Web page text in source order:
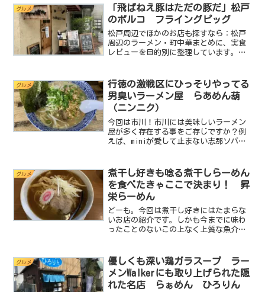
れは食文化に於いても然りで、千葉県各
地では様々な郷土料理があ...
グルメ
「飛ばねえ豚はただの豚だ」松戸
のポルコ フライングピッグ
松戸周辺でほかのお店も探すなら：松戸
周辺のラーメン・町中華まとめに、実食
レビューを目的別に整理しています。
るイタリア生まれの豚が昔にいたよう
な…ラーメンばかり食べて...
グルメ
行徳の激戦区にひっそりやってる
男臭いラーメン屋 らあめん葫
（ニンニク）
今回は市川！市川には美味しいラーメン
屋が多く存在する事をご存じですか？例
えば、miniが愛して止まない志那ソバ小
や）、そしてげんこつ餃子でおなじみの
ひさご亭など。このブロ...
グルメ
煮干し好きも唸る煮干しらーめん
を食べたきゃここで決まり！ 昇
栄らーめん
どーも。今回は煮干し好きにはたまらな
いお店の紹介です。しかも今までに味わ
ったことのないこの上なく上質な魚介系
になるはずですよ。では早速レポート開
始です。基本データ店名：...
グルメ
優しくも深い鶏ガラスープ ラー
メンWalkerにも取り上げられた隠
れた名店 らぁめん ひろりん